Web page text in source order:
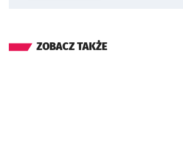
ZOBACZ TAKŻE